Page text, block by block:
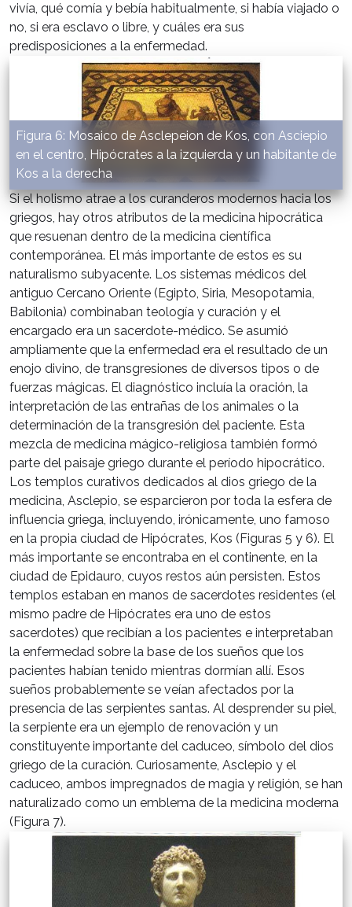
vivía, qué comía y bebía habitualmente, si había viajado o
no, si era esclavo o libre, y cuáles era sus
predisposiciones a la enfermedad.
Figura 6: Mosaico de Asclepeion de Kos, con Asciepio
en el centro, Hipócrates a la izquierda y un habitante de
Kos a la derecha
Si el holismo atrae a los curanderos modernos hacia los
griegos, hay otros atributos de la medicina hipocrática
que resuenan dentro de la medicina científica
contemporánea. El más importante de estos es su
naturalismo subyacente. Los sistemas médicos del
antiguo Cercano Oriente (Egipto, Siria, Mesopotamia,
Babilonia) combinaban teología y curación y el
encargado era un sacerdote-médico. Se asumió
ampliamente que la enfermedad era el resultado de un
enojo divino, de transgresiones de diversos tipos o de
fuerzas mágicas. El diagnóstico incluía la oración, la
interpretación de las entrañas de los animales o la
determinación de la transgresión del paciente. Esta
mezcla de medicina mágico-religiosa también formó
parte del paisaje griego durante el período hipocrático.
Los templos curativos dedicados al dios griego de la
medicina, Asclepio, se esparcieron por toda la esfera de
influencia griega, incluyendo, irónicamente, uno famoso
en la propia ciudad de Hipócrates, Kos (Figuras 5 y 6). El
más importante se encontraba en el continente, en la
ciudad de Epidauro, cuyos restos aún persisten. Estos
templos estaban en manos de sacerdotes residentes (el
mismo padre de Hipócrates era uno de estos
sacerdotes) que recibían a los pacientes e interpretaban
la enfermedad sobre la base de los sueños que los
pacientes habían tenido mientras dormían allí. Esos
sueños probablemente se veían afectados por la
presencia de las serpientes santas. Al desprender su piel,
la serpiente era un ejemplo de renovación y un
constituyente importante del caduceo, símbolo del dios
griego de la curación. Curiosamente, Asclepio y el
caduceo, ambos impregnados de magia y religión, se han
naturalizado como un emblema de la medicina moderna
(Figura 7).